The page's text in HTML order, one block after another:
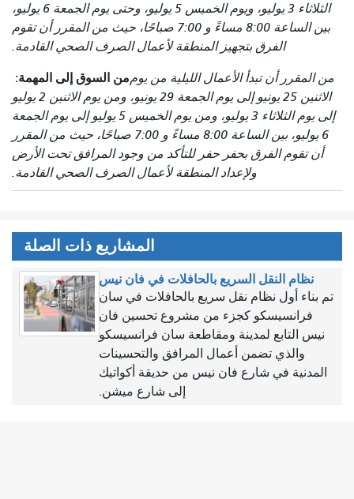
الثلاثاء 3 يوليو، ويوم الخميس 5 يوليو، وحتى يوم الجمعة 6 يوليو،
بين الساعة 8:00 مساءً و 7:00 صباحًا، حيث من المقرر أن تقوم
الفرق بتجهيز المنطقة لأعمال الصرف الصحي القادمة.
من السوق إلى المهمة:من المقرر أن تبدأ الأعمال الليلية من يوم
الاثنين 25 يونيو إلى يوم الجمعة 29 يونيو، ومن يوم الاثنين 2 يوليو
إلى يوم الثلاثاء 3 يوليو، ومن يوم الخميس 5 يوليو إلى يوم الجمعة
6 يوليو، بين الساعة 8:00 مساءً و 7:00 صباحًا، حيث من المقرر
أن تقوم الفرق بحفر حفر للتأكد من وجود المرافق تحت الأرض
ولإعداد المنطقة لأعمال الصرف الصحي القادمة.
المشاريع ذات الصلة
نظام النقل السريع بالحافلات في فان نيس
تم بناء أول نظام نقل سريع بالحافلات في سان
فرانسيسكو كجزء من مشروع تحسين فان
نيس التابع لمدينة ومقاطعة سان فرانسيسكو
والذي تضمن أعمال المرافق والتحسينات
المدنية في شارع فان نيس من حديقة أكواتيك
إلى شارع ميشن.